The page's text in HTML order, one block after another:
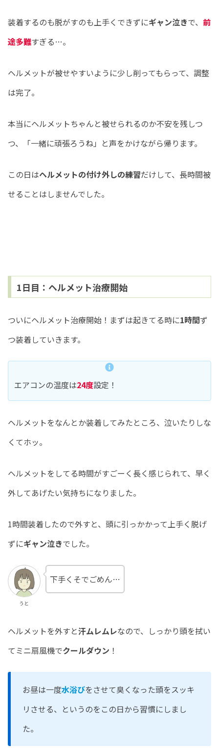
装着するのも脱がすのも上手くできずにギャン泣きで、 前
途多難すぎる…。
ヘルメットが被せやすいように少し削ってもらって、調整
は完了。
本当にヘルメットちゃんと被せられるのか不安を残しつ
つ、「一緒に頑張ろうね」と声をかけながら帰ります。
この日はヘルメットの付け外しの練習だけして、長時間被
せることはしませんでした。
1日目：ヘルメット治療開始
ついにヘルメット治療開始！まずは起きてる時に1時間ず
つ装着していきます。
エアコンの温度は24度設定！
ヘルメットをなんとか装着してみたところ、泣いたりしな
くてホッ。
ヘルメットをしてる時間がすごーく長く感じられて、早く
外してあげたい気持ちになりました。
1時間装着したので外すと、頭に引っかかって上手く脱げ
ずにギャン泣きでした。
うと
下手くそでごめん…
ヘルメットを外すと汗ムレムレなので、しっかり頭を拭い
てミニ扇風機でクールダウン ！
お昼は一度水浴びをさせて臭くなった頭をスッキ
リさせる、というのをこの日から習慣にしまし
た。